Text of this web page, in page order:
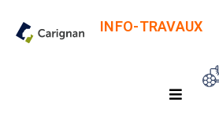
INFO-TRAVAUX